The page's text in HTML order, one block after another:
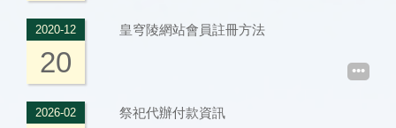
2020-12
20
皇穹陵網站會員註冊方法
•••
2026-02 祭祀代辦付款資訊